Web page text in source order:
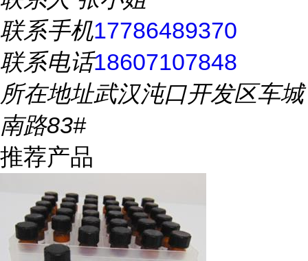
联系手机17786489370
联系电话18607107848
所在地址武汉沌口开发区车城
南路83#
推荐产品